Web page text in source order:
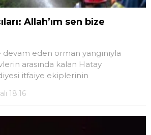
Allah’ım sen bize
eden orman yangınıyla
arasında kalan Hatay
itfaiye ekiplerinin
18:16